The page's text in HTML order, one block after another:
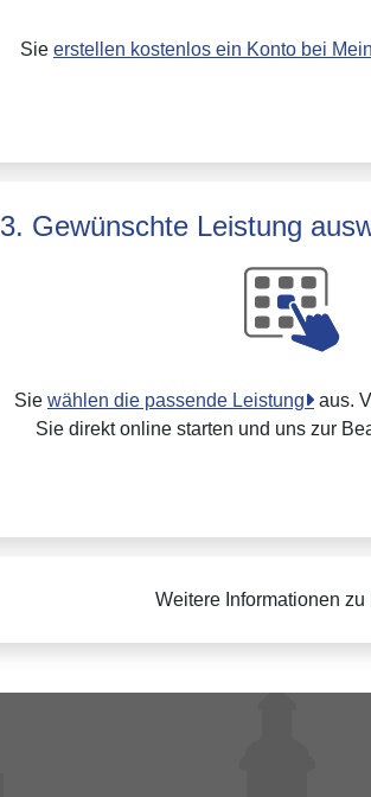
Sie erstellen kostenlos ein Konto bei
3. Gewünschte Leistung
Sie wählen die passende Leistung
aus.
Sie direkt online starten und uns zur
Weitere Informationen